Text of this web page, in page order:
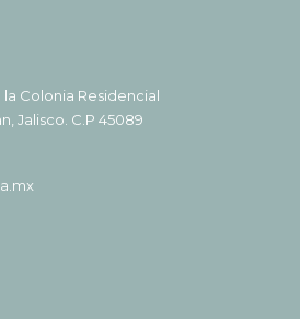
la Colonia Residencial
Jalisco. C.P 45089